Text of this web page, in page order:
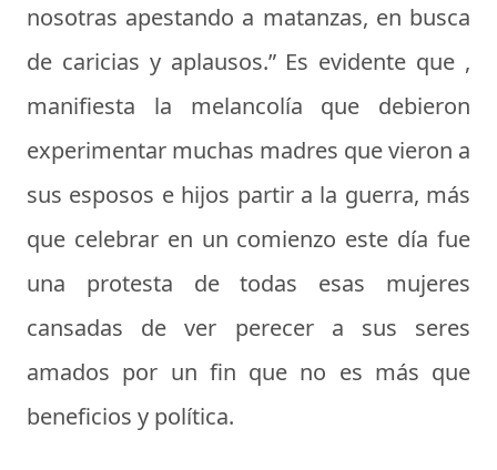
nosotras apestando a matanzas, en busca
de caricias y aplausos.” Es evidente que ,
manifiesta la melancolía que debieron
experimentar muchas madres que vieron a
sus esposos e hijos partir a la guerra, más
que celebrar en un comienzo este día fue
una protesta de todas esas mujeres
cansadas de ver perecer a sus seres
amados por un fin que no es más que
beneficios y política.